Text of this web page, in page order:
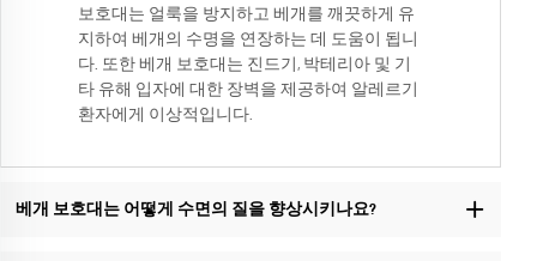
보호대는 얼룩을 방지하고 베개를 깨끗하게 유
지하여 베개의 수명을 연장하는 데 도움이 됩니
다. 또한 베개 보호대는 진드기, 박테리아 및 기
타 유해 입자에 대한 장벽을 제공하여 알레르기
환자에게 이상적입니다.
베개 보호대는 어떻게 수면의 질을 향상시키나요?